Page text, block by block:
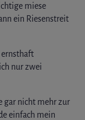
miese
ein Riesenstreit
ernsthaft
nur zwei
gar nicht mehr zur
einfach mein